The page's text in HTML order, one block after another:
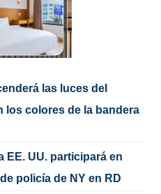
las luces del
los colores de la bandera
EE. UU. participará en
policía de NY en RD